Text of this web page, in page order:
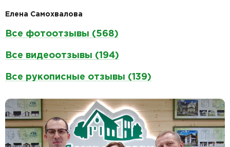
Елена Самохвалова
Все фотоотзывы (568)
Все видеоотзывы (194)
Все рукописные отзывы (139)